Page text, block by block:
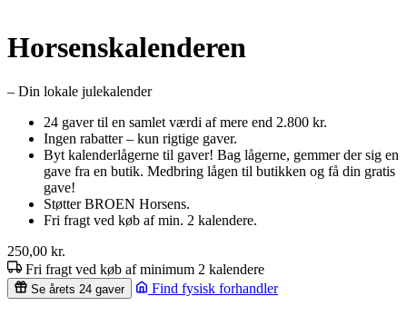
Horsenskalenderen
– Din lokale julekalender
24 gaver til en samlet værdi af mere end 2.800 kr.
Ingen rabatter – kun rigtige gaver.
Byt kalenderlågerne til gaver! Bag lågerne, gemmer der sig en
gave fra en butik. Medbring lågen til butikken og få din gratis
gave!
Støtter BROEN Horsens.
Fri fragt ved køb af min. 2 kalendere.
250,00 kr.
Fri fragt ved køb af minimum 2 kalendere
Se årets 24 gaver Find fysisk forhandler